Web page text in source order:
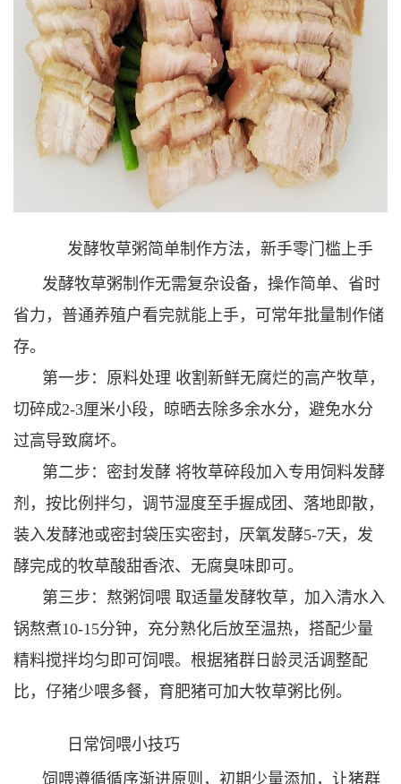
发酵牧草粥简单制作方法，新手零门槛上手
发酵牧草粥制作无需复杂设备，操作简单、省时
省力，普通养殖户看完就能上手，可常年批量制作储
存。
第一步：原料处理 收割新鲜无腐烂的高产牧草，
切碎成2-3厘米小段，晾晒去除多余水分，避免水分
过高导致腐坏。
第二步：密封发酵 将牧草碎段加入专用饲料发酵
剂，按比例拌匀，调节湿度至手握成团、落地即散，
装入发酵池或密封袋压实密封，厌氧发酵5-7天，发
酵完成的牧草酸甜香浓、无腐臭味即可。
第三步：熬粥饲喂 取适量发酵牧草，加入清水入
锅熬煮10-15分钟，充分熟化后放至温热，搭配少量
精料搅拌均匀即可饲喂。根据猪群日龄灵活调整配
比，仔猪少喂多餐，育肥猪可加大牧草粥比例。
日常饲喂小技巧
饲喂遵循循序渐进原则，初期少量添加，让猪群